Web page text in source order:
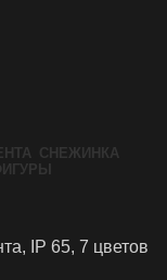
СНЕЖИНКА
IP 65, 7 цветов